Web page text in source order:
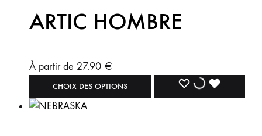
ARTIC HOMBRE
À partir de 27.90 €
CHOIX DES OPTIONS